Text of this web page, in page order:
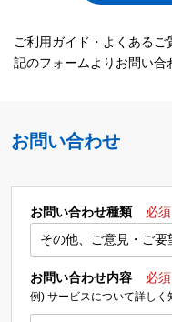
ご利用ガイド・よくある
記のフォームよりお問い合
お問い合わせ
お問い合わせ種類 必須
お問い合わせ内容 必須
例) サービスについて詳しく